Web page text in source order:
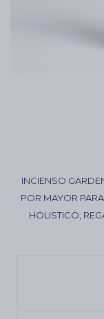
INCIENSO
POR MAYOR
HOLISTICO,
Cartas de